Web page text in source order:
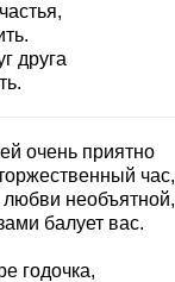
друга
очень приятно
час,
необъятной,
балует вас.
годочка,